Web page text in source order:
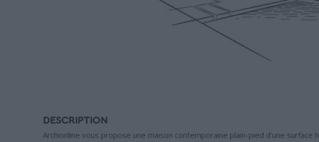
DESCRIPTION
Archionline vous propose une maison contemporaine plain-pied d’une surface